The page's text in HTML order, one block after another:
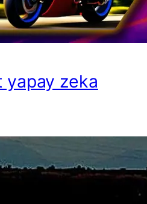
zeka